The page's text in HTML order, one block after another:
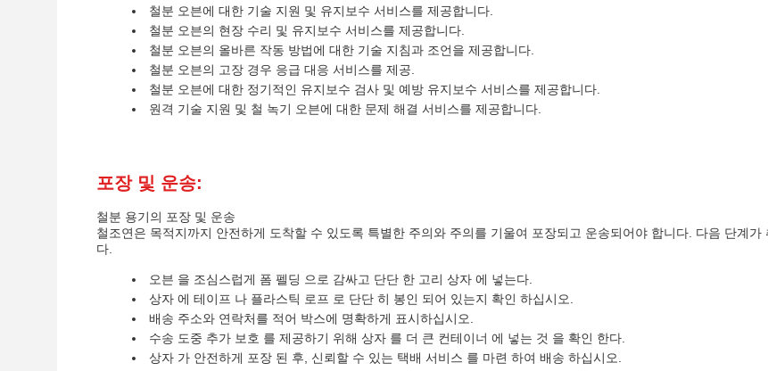
철분 오븐에 대한 기술 지원 및 유지보수 서비스를 제공합니다.
철분 오븐의 현장 수리 및 유지보수 서비스를 제공합니다.
철분 오븐의 올바른 작동 방법에 대한 기술 지침과 조언을 제공합니다.
철분 오븐의 고장 경우 응급 대응 서비스를 제공.
철분 오븐에 대한 정기적인 유지보수 검사 및 예방 유지보수 서비스를 제공합니다.
원격 기술 지원 및 철 녹기 오븐에 대한 문제 해결 서비스를 제공합니다.
포장 및 운송:
철분 용기의 포장 및 운송
철조연은 목적지까지 안전하게 도착할 수 있도록 특별한 주의와 주의를 기울여 포장되고 운송되어야 합니다. 다음 단계가
다.
오븐 을 조심스럽게 폼 펠딩 으로 감싸고 단단 한 고리 상자 에 넣는다.
상자 에 테이프 나 플라스틱 로프 로 단단 히 봉인 되어 있는지 확인 하십시오.
배송 주소와 연락처를 적어 박스에 명확하게 표시하십시오.
수송 도중 추가 보호 를 제공하기 위해 상자 를 더 큰 컨테이너 에 넣는 것 을 확인 한다.
상자 가 안전하게 포장 된 후, 신뢰할 수 있는 택배 서비스 를 마련 하여 배송 하십시오.